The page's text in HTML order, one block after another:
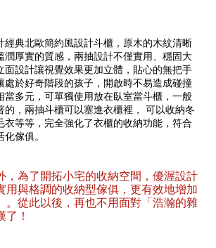
經典北歐簡約風設計斗櫃，原木的木紋清晰
潤厚實的質感，兩抽設計不僅實用、穩固大
面設計讓視覺效果更加立體，貼心的無把手
處於好奇階段的孩子，開啟時不易造成碰撞
當多元，可單獨使用放在臥室當斗櫃，一般
的，兩抽斗櫃可以塞進衣櫃裡， 可以收納冬
衣等等，完全強化了衣櫃的收納功能，符合
傢俱。
，為了開拓小宅的收納空間，優渥設計
用與格調的收納型傢俱，更有效地增加
。從此以後，再也不用面對「浩瀚的雜
了！